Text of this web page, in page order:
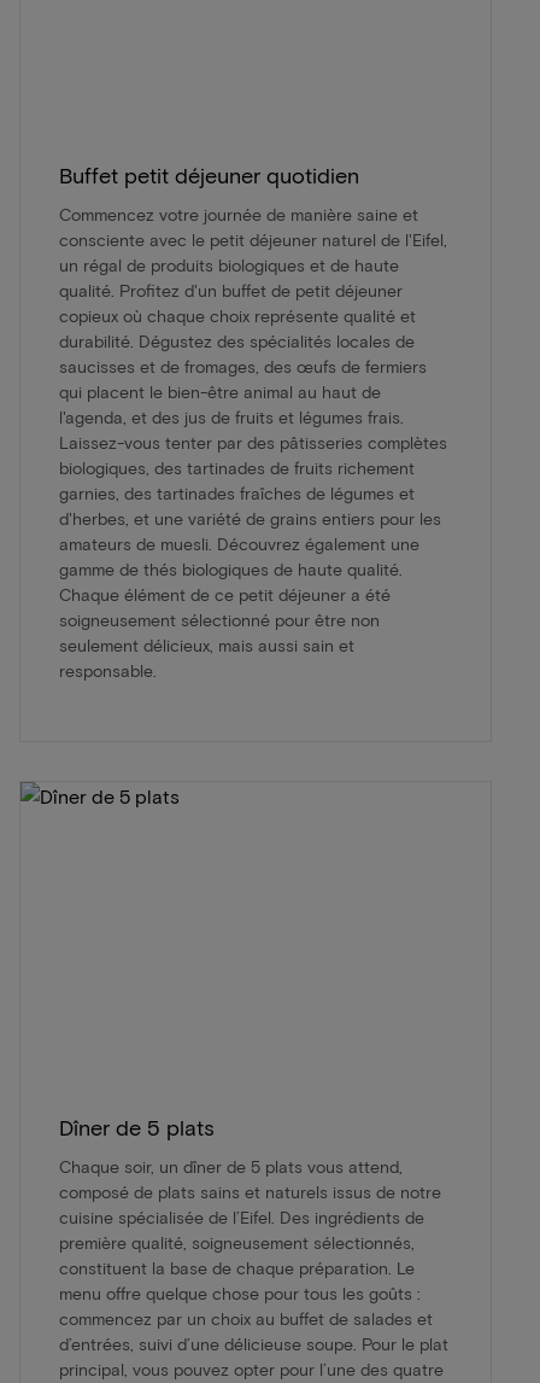
Buffet petit déjeuner quotidien
Commencez votre journée de manière saine et
consciente avec le petit déjeuner naturel de l'Eifel,
un régal de produits biologiques et de haute
qualité. Profitez d'un buffet de petit déjeuner
copieux où chaque choix représente qualité et
durabilité. Dégustez des spécialités locales de
saucisses et de fromages, des œufs de fermiers
qui placent le bien-être animal au haut de
l'agenda, et des jus de fruits et légumes frais.
Laissez-vous tenter par des pâtisseries complètes
biologiques, des tartinades de fruits richement
garnies, des tartinades fraîches de légumes et
d'herbes, et une variété de grains entiers pour les
amateurs de muesli. Découvrez également une
gamme de thés biologiques de haute qualité.
Chaque élément de ce petit déjeuner a été
soigneusement sélectionné pour être non
seulement délicieux, mais aussi sain et
responsable.
Dîner de 5 plats
Chaque soir, un dîner de 5 plats vous attend,
composé de plats sains et naturels issus de notre
cuisine spécialisée de l’Eifel. Des ingrédients de
première qualité, soigneusement sélectionnés,
constituent la base de chaque préparation. Le
menu offre quelque chose pour tous les goûts :
commencez par un choix au buffet de salades et
d’entrées, suivi d’une délicieuse soupe. Pour le plat
principal, vous pouvez opter pour l’une des quatre